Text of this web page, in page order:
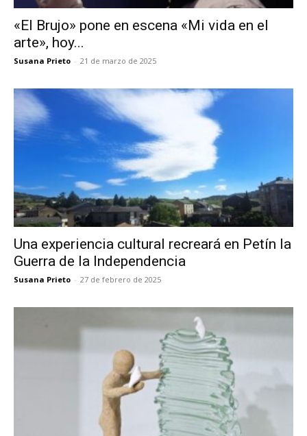
«El Brujo» pone en escena «Mi vida en el
arte», hoy...
Susana Prieto - 21 de marzo de 2025
Una experiencia cultural recreará en Petín la
Guerra de la Independencia
Susana Prieto - 27 de febrero de 2025